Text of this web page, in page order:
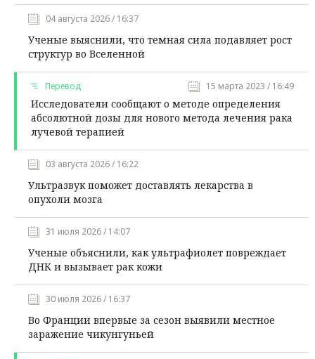
04 августа 2026 / 16:37
Ученые выяснили, что темная сила подавляет рост
структур во Вселенной
Перевод 15 марта 2023 / 16:49
Исследователи сообщают о методе определения
абсолютной дозы для нового метода лечения рака
лучевой терапией
03 августа 2026 / 16:22
Ультразвук поможет доставлять лекарства в
опухоли мозга
31 июля 2026 / 14:07
Ученые объяснили, как ультрафиолет повреждает
ДНК и вызывает рак кожи
30 июля 2026 / 16:37
Во Франции впервые за сезон выявили местное
заражение чикунгуньей